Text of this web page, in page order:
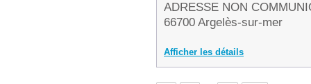
ADRESSE NON
66700 Argelès-sur-mer
Afficher les détails